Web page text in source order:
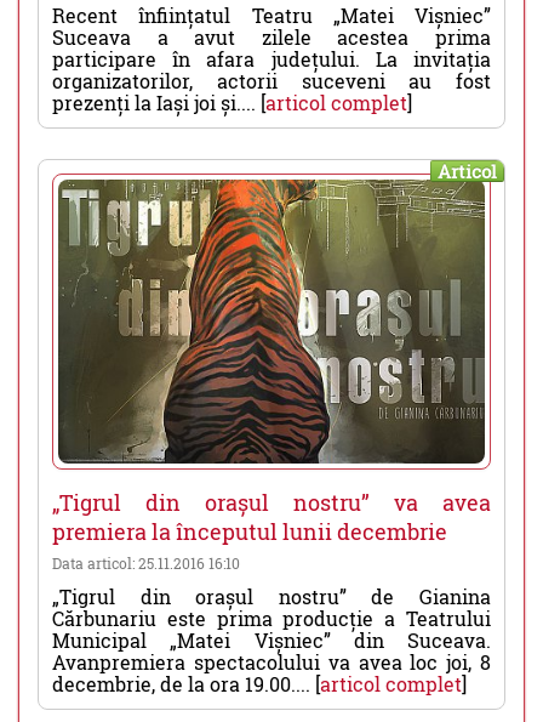
Recent înființatul Teatru „Matei Vișniec”
Suceava a avut zilele acestea prima
participare în afara județului. La invitația
organizatorilor, actorii suceveni au fost
prezenți la Iași joi și.... [articol complet]
Articol
„Tigrul din orașul nostru” va avea
premiera la începutul lunii decembrie
Data articol: 25.11.2016 16:10
„Tigrul din orașul nostru” de Gianina
Cărbunariu este prima producție a Teatrului
Municipal „Matei Vișniec” din Suceava.
Avanpremiera spectacolului va avea loc joi, 8
decembrie, de la ora 19.00.... [articol complet]